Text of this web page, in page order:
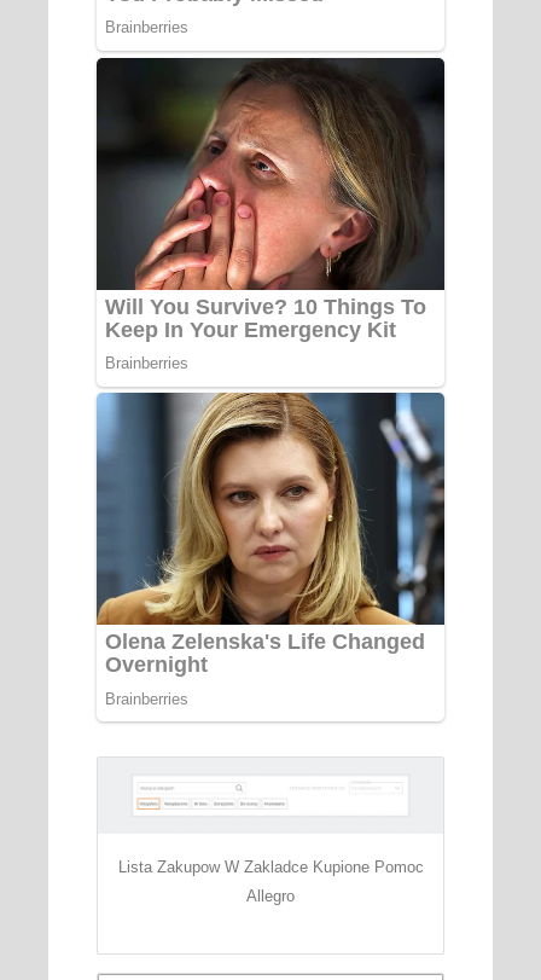
Lista Zakupow W Zakladce Kupione Pomoc
Allegro